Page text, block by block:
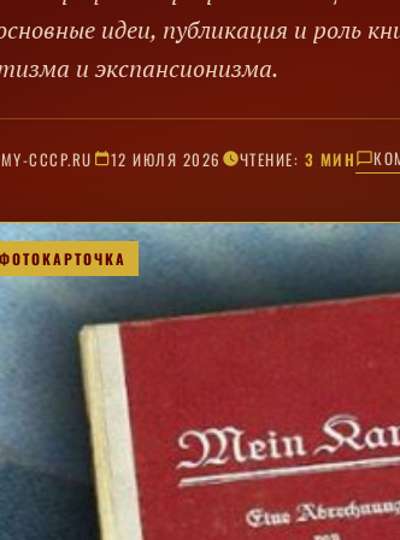
идеи, публикация и роль
и экспансионизма.
CCCP.RU 12 ИЮЛЯ 2026 ЧТЕНИЕ: 3 МИН